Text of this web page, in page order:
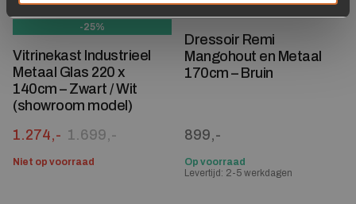
-25%
Vitrinekast Industrieel
Metaal Glas 220 x
140cm – Zwart / Wit
(showroom model)
1.699,-
Oorspronkelijke prijs was: 1.699,-.
1.274,-
Huidige prijs is: 1.274,-.
Niet op voorraad
Dressoir Remi
Mangohout en Metaal
170cm – Bruin
899,-
Op voorraad
Levertijd: 2-5 werkdagen